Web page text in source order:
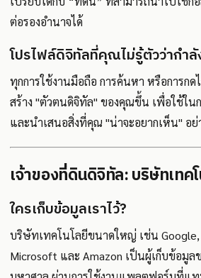
ต่อรองอำนาจได้
โปรไฟล์ดิจิทัลที่คุณไม่รู้ตัวว่ากำ
ทุกการใช้งานมือถือ การค้นหา หรือการกด
สร้าง "ตัวตนดิจิทัล" ของคุณขึ้น เพื่อใช้ใน
และนำเสนอสิ่งที่คุณ "น่าจะอยากเห็น" อ
เจ้าของที่ดินดิจิทัล: บริษัทเทค
ใครเก็บข้อมูลเราไว้?
บริษัทเทคโนโลยีขนาดใหญ่ เช่น
Microsoft และ Amazon เป็นผู้เก็บข้อมูล